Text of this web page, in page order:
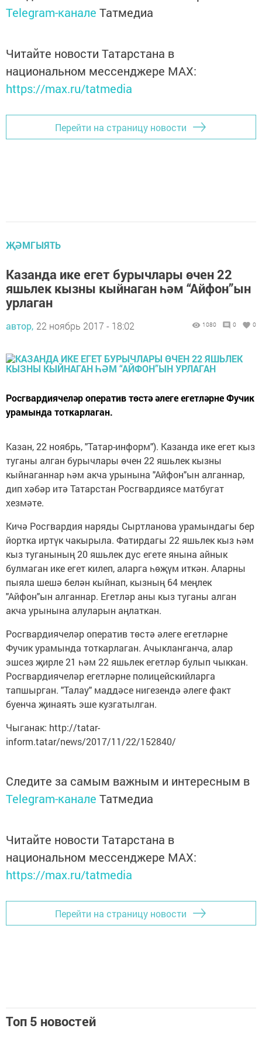
Telegram-канале Татмедиа
Читайте новости Татарстана в
национальном мессенджере MАХ:
https://max.ru/tatmedia
Перейти на страницу новости
ҖӘМГЫЯТЬ
Казанда ике егет бурычлары өчен 22
яшьлек кызны кыйнаган һәм “Айфон”ын
урлаган
автор, 22 ноябрь 2017 - 18:02 1080 0 0
Росгвардиячеләр оператив төстә әлеге егетләрне Фучик
урамында тоткарлаган.
Казан, 22 ноябрь, "Татар-информ"). Казанда ике егет кыз
туганы алган бурычлары өчен 22 яшьлек кызны
кыйнаганнар һәм акча урынына "Айфон"ын алганнар,
дип хәбәр итә Татарстан Росгвардиясе матбугат
хезмәте.
Кичә Росгвардия наряды Сыртланова урамындагы бер
йортка иртүк чакырыла. Фатирдагы 22 яшьлек кыз һәм
кыз туганының 20 яшьлек дус егете янына айнык
булмаган ике егет килеп, аларга һөҗүм иткән. Аларны
пыяла шешә белән кыйнап, кызның 64 меңлек
"Айфон"ын алганнар. Егетләр аны кыз туганы алган
акча урынына алуларын аңлаткан.
Росгвардиячеләр оператив төстә әлеге егетләрне
Фучик урамында тоткарлаган. Ачыкланганча, алар
эшсез җирле 21 һәм 22 яшьлек егетләр булып чыккан.
Росгвардиячеләр егетләрне полицейскийларга
тапшырган. "Талау" маддәсе нигезендә әлеге факт
буенча җинаять эше кузгатылган.
Чыганак: http://tatar-
inform.tatar/news/2017/11/22/152840/
Следите за самым важным и интересным в
Telegram-канале Татмедиа
Читайте новости Татарстана в
национальном мессенджере MАХ:
https://max.ru/tatmedia
Перейти на страницу новости
Топ 5 новостей